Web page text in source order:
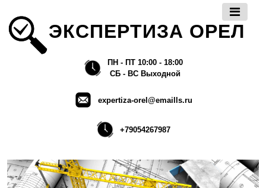
ЭКСПЕРТИЗА ОРЕЛ
ПН - ПТ 10:00 - 18:00
СБ - ВС Выходной
expertiza-orel@emaills.ru
+79054267987